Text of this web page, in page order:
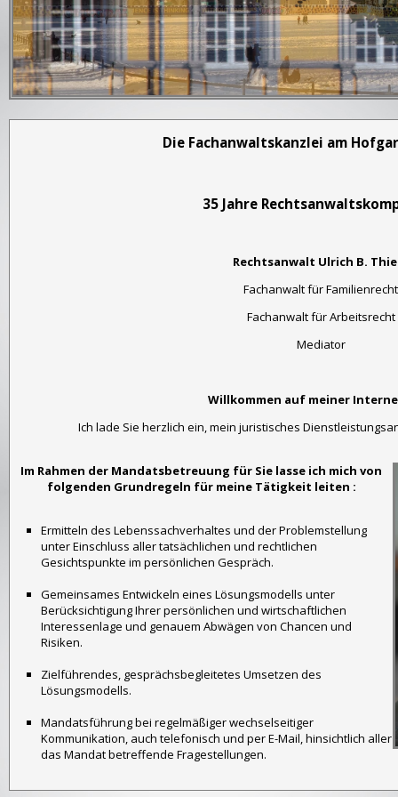
Die Fachanwaltskanzlei am
35 Jahre
Rechtsanwalt Ulrich B.
Fachanwalt für Familienrecht
Fachanwalt für Arbeitsrecht
Mediator
Willkommen auf meiner
Ich lade Sie herzlich ein, mein juristisches
Im Rahmen der Mandatsbetreuung für Sie lasse ich mich von
folgenden Grundregeln für meine Tätigkeit leiten :
Ermitteln des Lebenssachverhaltes und der Problemstellung
unter Einschluss aller tatsächlichen und rechtlichen
Gesichtspunkte im persönlichen Gespräch.
Gemeinsames Entwickeln eines Lösungsmodells unter
Berücksichtigung Ihrer persönlichen und wirtschaftlichen
Interessenlage und genauem Abwägen von Chancen und
Risiken.
Zielführendes, gesprächsbegleitetes Umsetzen des
Lösungsmodells.
Mandatsführung bei regelmäßiger wechselseitiger
Kommunikation, auch telefonisch und per E-Mail, hinsichtlich aller
das Mandat betreffende Fragestellungen.